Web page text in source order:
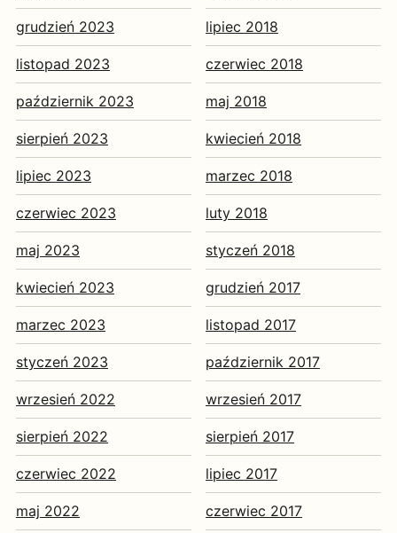
grudzień 2023
listopad 2023
październik 2023
sierpień 2023
lipiec 2023
czerwiec 2023
maj 2023
kwiecień 2023
marzec 2023
styczeń 2023
wrzesień 2022
sierpień 2022
czerwiec 2022
maj 2022
lipiec 2018
czerwiec 2018
maj 2018
kwiecień 2018
marzec 2018
luty 2018
styczeń 2018
grudzień 2017
listopad 2017
październik 2017
wrzesień 2017
sierpień 2017
lipiec 2017
czerwiec 2017